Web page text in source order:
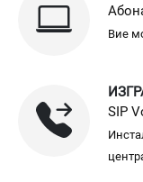
Вие
SIP